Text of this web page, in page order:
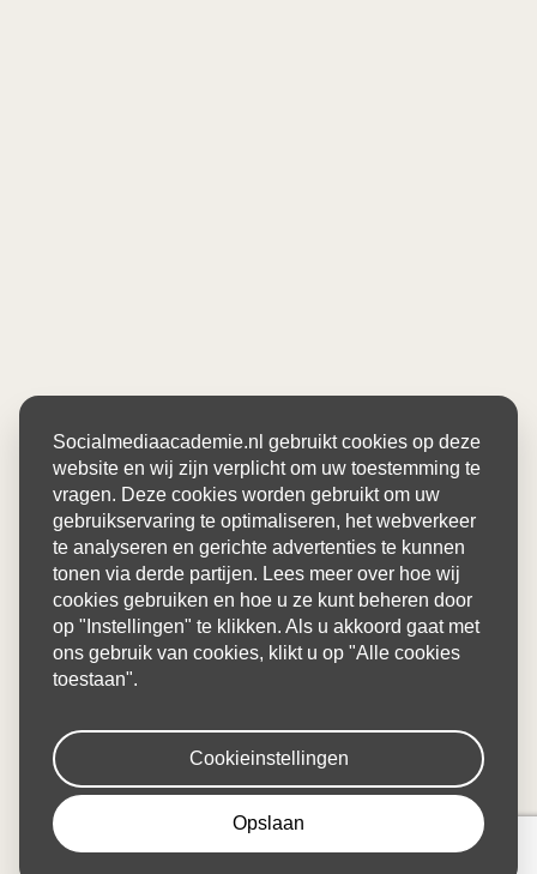
Socialmediaacademie.nl gebruikt cookies op deze
website en wij zijn verplicht om uw toestemming te
vragen. Deze cookies worden gebruikt om uw
gebruikservaring te optimaliseren, het webverkeer
te analyseren en gerichte advertenties te kunnen
tonen via derde partijen. Lees meer over hoe wij
cookies gebruiken en hoe u ze kunt beheren door
op "Instellingen" te klikken. Als u akkoord gaat met
ons gebruik van cookies, klikt u op "Alle cookies
toestaan".
Cookieinstellingen
Opslaan